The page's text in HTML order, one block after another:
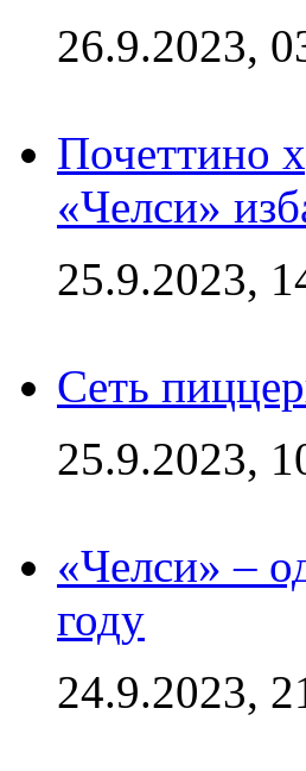
26.9.2023,
Почеттино
«Челси»
25.9.2023,
Сеть
25.9.2023,
«Челси» –
году
24.9.2023,